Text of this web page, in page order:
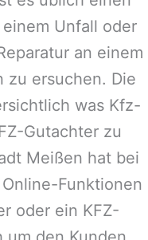
Unfall oder
an einem
zu ersuchen. Die
was Kfz-
Gutachter zu
Meißen hat bei
Funktionen
oder ein KFZ-